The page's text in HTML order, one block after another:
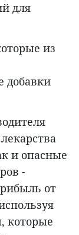
для
из
добавки
и опасные
-
от
которые